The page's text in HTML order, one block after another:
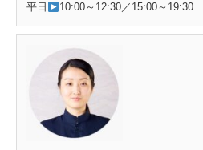
平日
10:00～12:30／15:00～19:30...